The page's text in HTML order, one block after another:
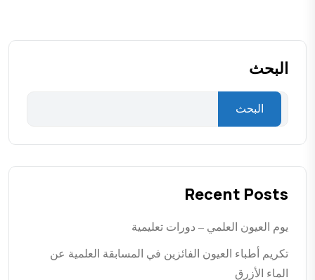
البحث
البحث
Recent Posts
يوم العيون العلمي – دورات تعليمية
تكريم أطباء العيون الفائزين في المسابقة العلمية عن
الماء الأزرق